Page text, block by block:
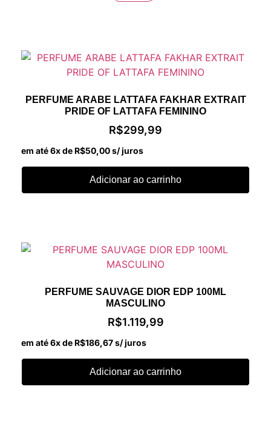
PERFUME ARABE LATTAFA FAKHAR EXTRAIT
PRIDE OF LATTAFA FEMININO
R$299,99
em até 6x de R$50,00s/ juros
Adicionar ao carrinho
PERFUME SAUVAGE DIOR EDP 100ML
MASCULINO
R$1.119,99
em até 6x de R$186,67s/ juros
Adicionar ao carrinho